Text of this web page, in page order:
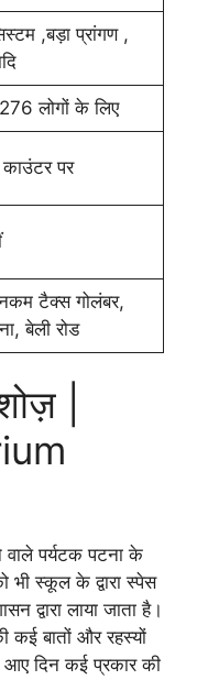
,बड़ा प्रांगण ,
लोगों के लिए
पर
टैक्स गोलंबर,
बेली रोड
|
पर्यटक पटना के
स्कूल के द्वारा स्पेस
लाया जाता है।
कई बातों और रहस्यों
आए दिन कई प्रकार की